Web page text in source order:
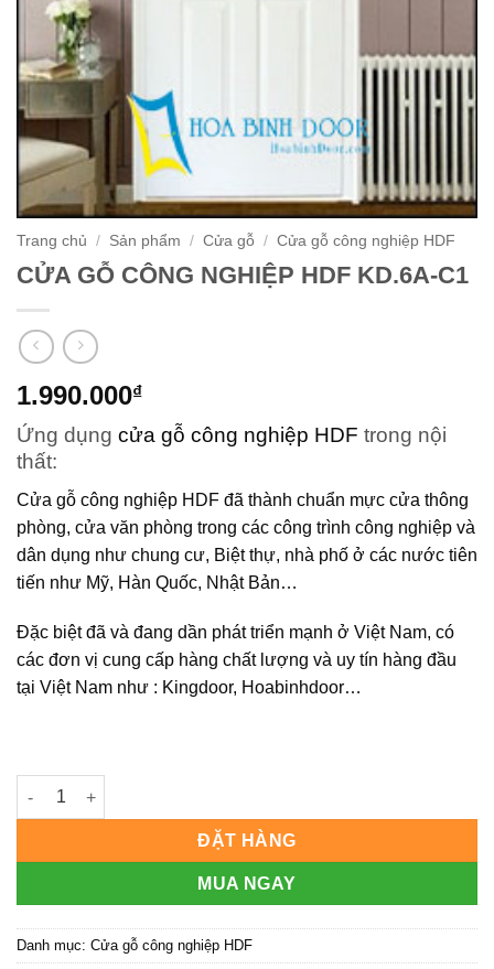
Trang chủ / Sản phẩm / Cửa gỗ / Cửa gỗ công nghiệp HDF
CỬA GỖ CÔNG NGHIỆP HDF KD.6A-C1
1.990.000₫
Ứng dụng cửa gỗ công nghiệp HDF trong nội
thất:
Cửa gỗ công nghiệp HDF đã thành chuẩn mực cửa thông
phòng, cửa văn phòng trong các công trình công nghiệp và
dân dụng như chung cư, Biệt thự, nhà phố ở các nước tiên
tiến như Mỹ, Hàn Quốc, Nhật Bản…
Đặc biệt đã và đang dần phát triển mạnh ở Việt Nam, có
các đơn vị cung cấp hàng chất lượng và uy tín hàng đầu
tại Việt Nam như : Kingdoor, Hoabinhdoor…
CỬA GỖ CÔNG NGHIỆP HDF KD.6A-C1 số lượng
ĐẶT HÀNG
MUA NGAY
Danh mục: Cửa gỗ công nghiệp HDF